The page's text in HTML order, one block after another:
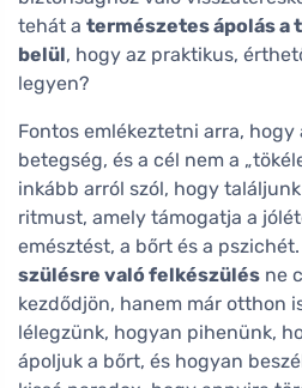
tehát a természetes ápolás a
belül, hogy az praktikus,
legyen?
Fontos emlékeztetni arra, hogy
betegség, és a cél nem a
inkább arról szól, hogy
ritmust, amely támogatja a
emésztést, a bőrt és a
szülésre való felkészülés ne
kezdődjön, hanem már otthon
lélegzünk, hogyan pihenünk,
ápoljuk a bőrt, és hogyan